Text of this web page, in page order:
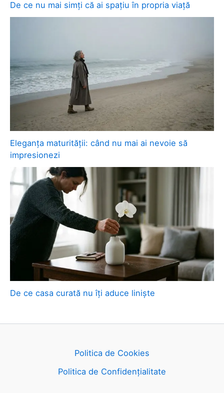
De ce nu mai simți că ai spațiu în propria viață
Eleganța maturității: când nu mai ai nevoie să
impresionezi
De ce casa curată nu îți aduce liniște
Politica de Cookies
Politica de Confidențialitate